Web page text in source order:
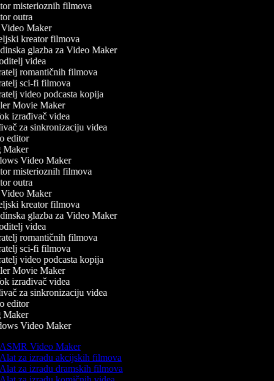
misterioznih filmova
outra
Maker
kreator filmova
glazba za Video Maker
videa
romantičnih filmova
sci-fi filmova
video podcasta kopija
Movie Maker
izrađivač videa
za sinkronizaciju videa
editor
Video Maker
misterioznih filmova
outra
Maker
kreator filmova
glazba za Video Maker
videa
romantičnih filmova
sci-fi filmova
video podcasta kopija
Movie Maker
izrađivač videa
za sinkronizaciju videa
editor
Video Maker
Video Maker
za izradu akcijskih filmova
za izradu dramskih filmova